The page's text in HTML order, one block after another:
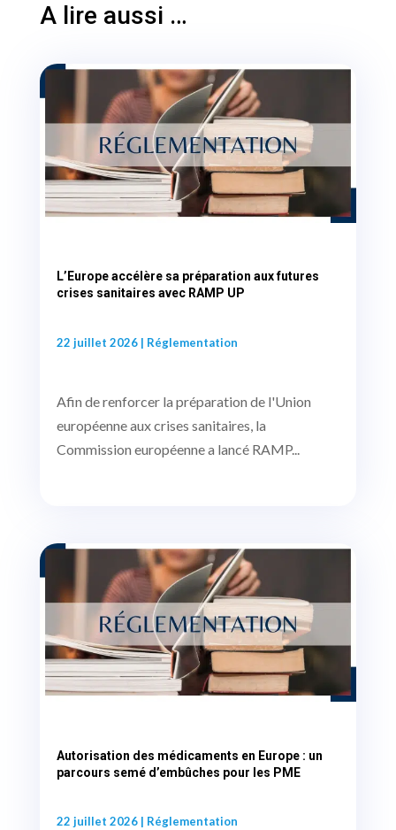
A lire aussi …
L’Europe accélère sa préparation aux futures
crises sanitaires avec RAMP UP
22 juillet 2026| Réglementation
Afin de renforcer la préparation de l'Union
européenne aux crises sanitaires, la
Commission européenne a lancé RAMP...
Autorisation des médicaments en Europe : un
parcours semé d’embûches pour les PME
22 juillet 2026| Réglementation